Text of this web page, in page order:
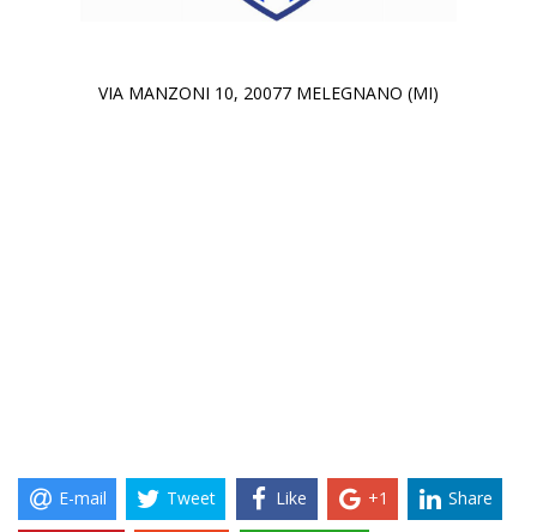
VIA MANZONI 10, 20077 MELEGNANO (MI)
E-mail Tweet Like +1 Share